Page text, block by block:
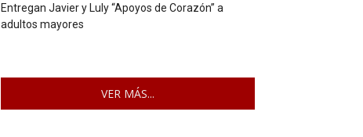
Entregan Javier y Luly “Apoyos de Corazón” a
adultos mayores
VER MÁS...